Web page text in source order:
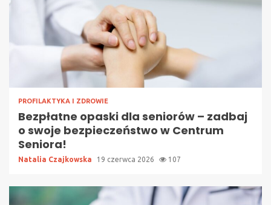
PROFILAKTYKA I ZDROWIE
Bezpłatne opaski dla seniorów – zadbaj
o swoje bezpieczeństwo w Centrum
Seniora!
Natalia Czajkowska 19 czerwca 2026 107